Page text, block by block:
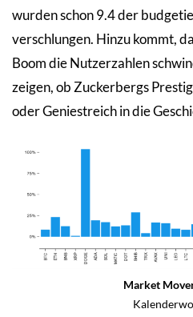
wurden schon 9.4 der
verschlungen. Hinzu kommt,
Boom die Nutzerzahlen
zeigen, ob Zuckerbergs
oder Geniestreich in die
Market